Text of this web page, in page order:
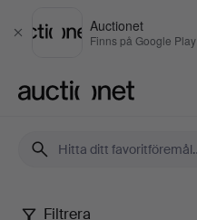
Stäng
Auctionet
Finns på Google Play
Filtrera